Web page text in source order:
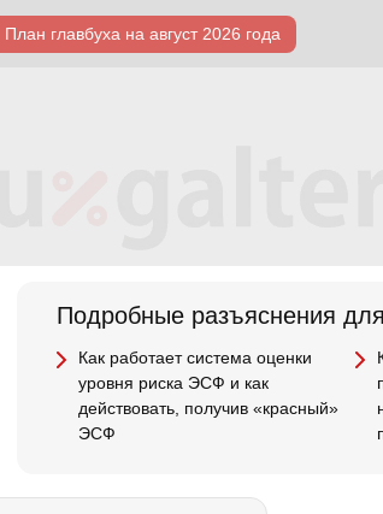
План главбуха на август 2026 года
Подробные разъяснения
Как работает система оценки
уровня риска ЭСФ и как
действовать, получив «красный»
ЭСФ